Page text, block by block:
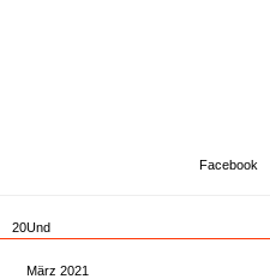
Facebook
20Und
März 2021